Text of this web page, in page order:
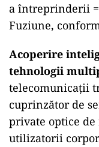
a întreprinderii
Fuziune,
Acoperire
tehnologii
telecomunicații
cuprinzător de
private optice
utilizatorii